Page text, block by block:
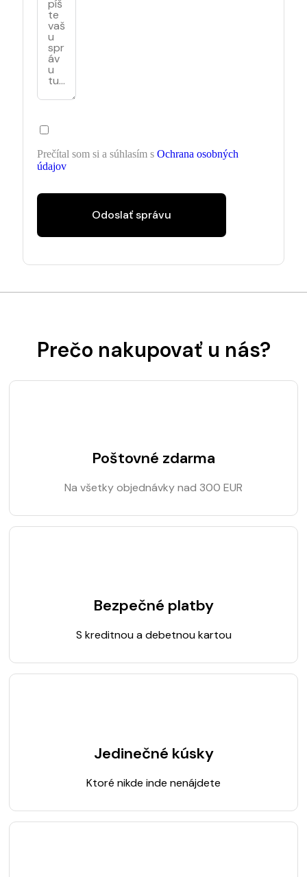
Prečítal som si a súhlasím s Ochrana osobných
údajov
Odoslať správu
Prečo nakupovať u nás?
Poštovné zdarma
Na všetky objednávky nad 300 EUR
Bezpečné platby
S kreditnou a debetnou kartou
Jedinečné kúsky
Ktoré nikde inde nenájdete